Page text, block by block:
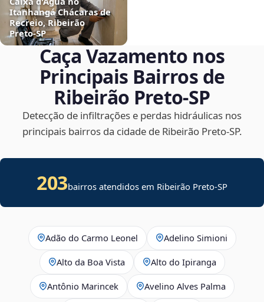
Itanhangá Chácaras de
Recreio, Ribeirão
Preto‑SP
Caça Vazamento nos
Principais Bairros de
Ribeirão Preto‑SP
Detecção de infiltrações e perdas hidráulicas nos
principais bairros da cidade de Ribeirão Preto‑SP.
203bairros atendidos em Ribeirão Preto-SP
Adão do Carmo Leonel Adelino Simioni
Alto da Boa Vista Alto do Ipiranga
Antônio Marincek Avelino Alves Palma